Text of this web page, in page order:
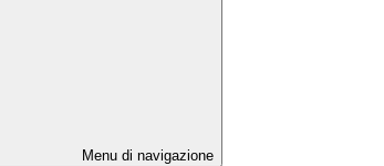
Menu di navigazione